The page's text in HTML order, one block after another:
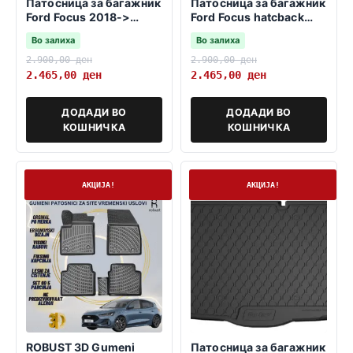
Патосница за багажник
Ford Focus 2018->
karavan
Во залиха
2.900,00ден
2.465,00 ден
ДОДАДИ ВО
КОШНИЧКА
Патосница за багажник
Ford Focus hatcback
2018>>>-gorno nivo-
Во залиха
2.900,00ден
2.465,00 ден
ДОДАДИ ВО
КОШНИЧКА
АКЦИЈА!
ROBUST 3D Gumeni
АКЦИЈА!
Патосница за багажник